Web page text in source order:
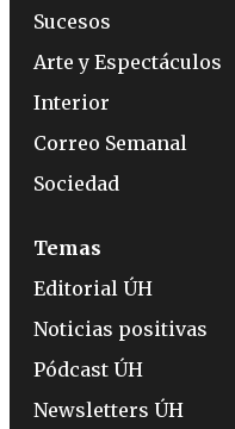
Sucesos
Arte y Espectáculos
Interior
Correo Semanal
Sociedad
Temas
Editorial ÚH
Noticias positivas
Pódcast ÚH
Newsletters ÚH